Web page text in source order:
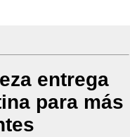
entrega
para más